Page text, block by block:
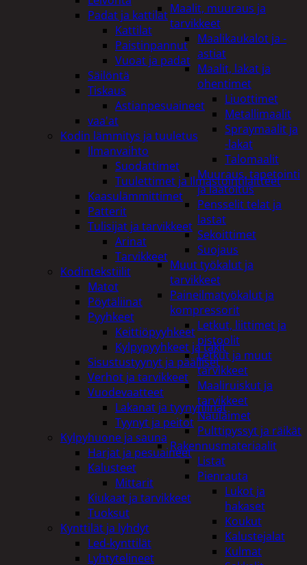
Maalit, muuraus ja
tarvikkeet
Maalikaukalot ja -
astiat
Maalit, lakat ja
ohentimet
Liuottimet
Metallimaalit
Spraymaalit ja
-lakat
Talomaalit
Muuraus, tapetointi
ja laatoitus
Pensselit telat ja
lastat
Sekoittimet
Suojaus
Muut työkalut ja
tarvikkeet
Paineilmatyökalut ja
kompressorit
Letkut, liittimet ja
pistoolit
Letkut ja muut
tarvikkeet
Maaliruiskut ja
tarvikkeet
Naulaimet
Pulttipyssyt ja räikät
Rakennusmateriaalit
Listat
Pienrauta
Lukot ja
hakaset
Koukut
Kalustejalat
Kulmat
Padat ja kattilat
Kattilat
Paistinpannut
Vuoat ja padat
Säilöntä
Tiskaus
Astianpesuaineet
vaa'at
Kodin lämmitys ja tuuletus
Ilmanvaihto
Suodattimet
Tuulettimet ja Ilmastointilaitteet
Kaasulämmittimet
Patterit
Tulisijat ja tarvikkeet
Arinat
Tarvikkeet
Kodintekstiilit
Matot
Pöytäliinat
Pyyhkeet
Keittiöpyyhkeet
Kylpypyyhkeet ja takit
Sisustustyynyt ja päälliset
Verhot ja tarvikkeet
Vuodevaatteet
Lakanat ja tyynynlinat
Tyynyt ja peitot
Kylpyhuone ja sauna
Harjat ja pesuaineet
Kalusteet
Mittarit
Kiukaat ja tarvikkeet
Tuoksut
Kynttilät ja lyhdyt
Led-kynttilät
Lyhtytelineet